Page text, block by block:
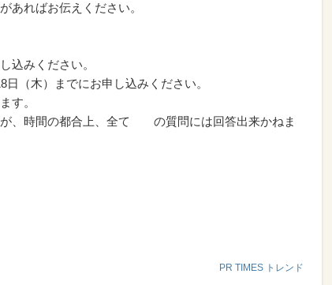
あればお伝えください。
込みください。
（木）までにお申し込みください。
す。
が、時間の都合上、全て の質問には回答出来かねま
PR TIMES トレンド